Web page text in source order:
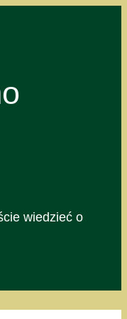
wiedzieć o